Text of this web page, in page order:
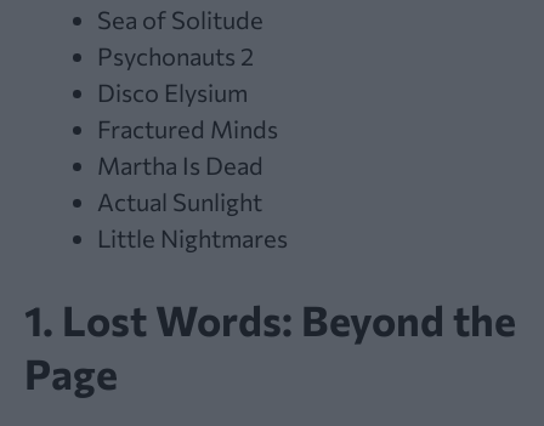
Sea of Solitude
Psychonauts 2
Disco Elysium
Fractured Minds
Martha Is Dead
Actual Sunlight
Little Nightmares
1. Lost Words: Beyond the
Page